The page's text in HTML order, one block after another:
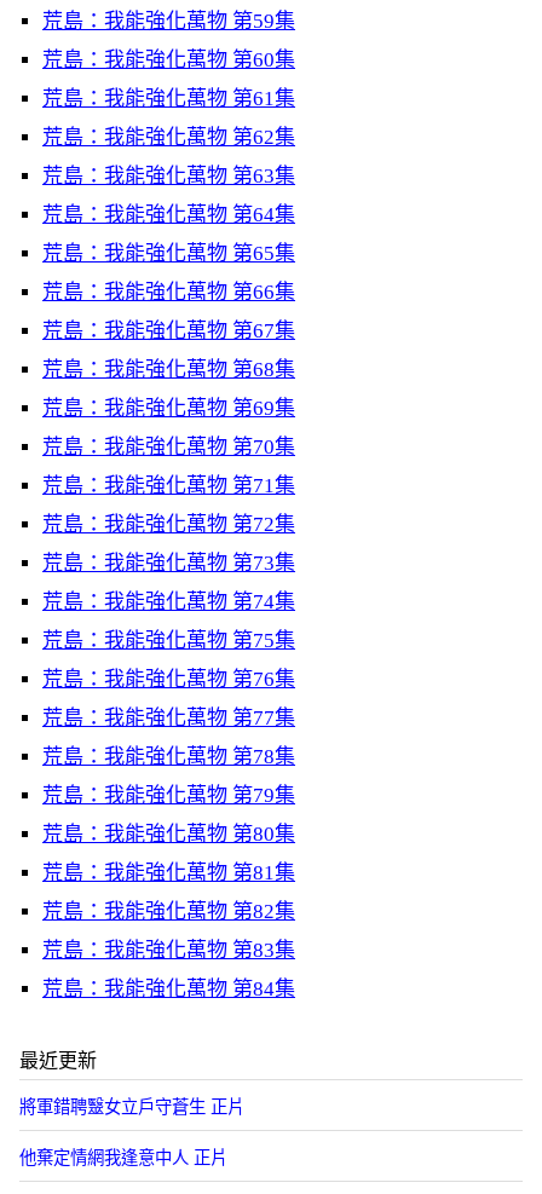
荒島：我能強化萬物 第59集
荒島：我能強化萬物 第60集
荒島：我能強化萬物 第61集
荒島：我能強化萬物 第62集
荒島：我能強化萬物 第63集
荒島：我能強化萬物 第64集
荒島：我能強化萬物 第65集
荒島：我能強化萬物 第66集
荒島：我能強化萬物 第67集
荒島：我能強化萬物 第68集
荒島：我能強化萬物 第69集
荒島：我能強化萬物 第70集
荒島：我能強化萬物 第71集
荒島：我能強化萬物 第72集
荒島：我能強化萬物 第73集
荒島：我能強化萬物 第74集
荒島：我能強化萬物 第75集
荒島：我能強化萬物 第76集
荒島：我能強化萬物 第77集
荒島：我能強化萬物 第78集
荒島：我能強化萬物 第79集
荒島：我能強化萬物 第80集
荒島：我能強化萬物 第81集
荒島：我能強化萬物 第82集
荒島：我能強化萬物 第83集
荒島：我能強化萬物 第84集
最近更新
將軍錯聘毉女立戶守蒼生 正片
他棄定情網我逢意中人 正片